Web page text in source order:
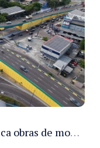
Prefeitura de Manaus intensifica obras de modernização no viaduto Miguel Arraes para ampliar segurança e acessibilidade na região